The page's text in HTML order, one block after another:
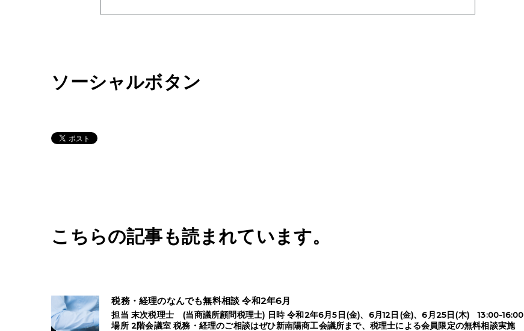
ソーシャルボタン
こちらの記事も読まれています。
税務・経理のなんでも無料相談 令和2年6月
担当 末次税理士 (当商議所顧問税理士) 日時 令和2年6月5日(金)、6月12日(金)、6月25日(木) 13:00-16:00
場所 2階会議室 税務・経理のご相談はぜひ新南陽商工会議所まで、税理士による会員限定の無料相談実施